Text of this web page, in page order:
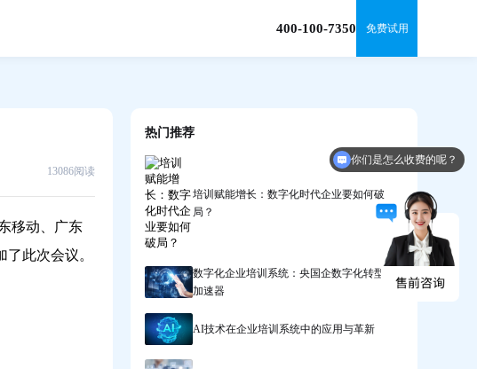
400-100-7350 免费试用
13086阅读
移动、广东
此次会议。
热门推荐
培训赋能增长：数字化时代企业要如何破
局？
数字化企业培训系统：央国企数字化转型的
加速器
AI技术在企业培训系统中的应用与革新
咨询产品方案